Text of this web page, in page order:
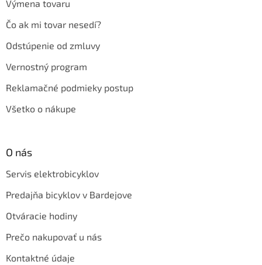
Výmena tovaru
Čo ak mi tovar nesedí?
Odstúpenie od zmluvy
Vernostný program
Reklamačné podmieky postup
Všetko o nákupe
O nás
Servis elektrobicyklov
Predajňa bicyklov v Bardejove
Otváracie hodiny
Prečo nakupovať u nás
Kontaktné údaje